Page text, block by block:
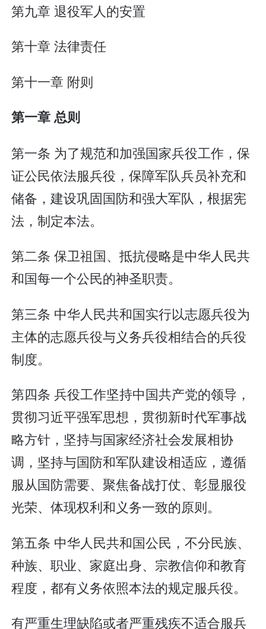
第九章 退役军人的安置
第十章 法律责任
第十一章 附则
第一章 总则
第一条 为了规范和加强国家兵役工作，保
证公民依法服兵役，保障军队兵员补充和
储备，建设巩固国防和强大军队，根据宪
法，制定本法。
第二条 保卫祖国、抵抗侵略是中华人民共
和国每一个公民的神圣职责。
第三条 中华人民共和国实行以志愿兵役为
主体的志愿兵役与义务兵役相结合的兵役
制度。
第四条 兵役工作坚持中国共产党的领导，
贯彻习近平强军思想，贯彻新时代军事战
略方针，坚持与国家经济社会发展相协
调，坚持与国防和军队建设相适应，遵循
服从国防需要、聚焦备战打仗、彰显服役
光荣、体现权利和义务一致的原则。
第五条 中华人民共和国公民，不分民族、
种族、职业、家庭出身、宗教信仰和教育
程度，都有义务依照本法的规定服兵役。
有严重生理缺陷或者严重残疾不适合服兵